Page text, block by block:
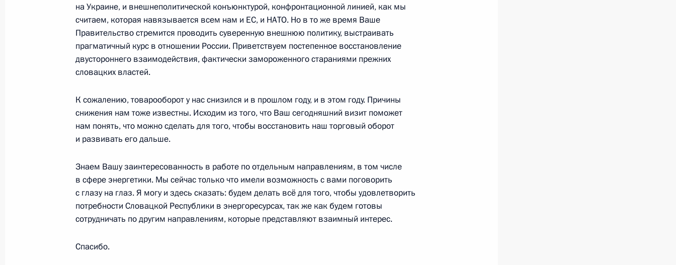
12 мая 2026 года, 16:30 Москва, Кремль
Встреча с Уполномоченным по правам человека Татьяной
Москальковой
11 мая, понедельник
11 мая 2026 года, 22:00 Москва
9 мая, суббота
на Украине, и внешнеполитической конъюнктурой, конфронтационной линией, как мы
считаем, которая навязывается всем нам и ЕС, и НАТО. Но в то же время Ваше
Правительство стремится проводить суверенную внешнюю политику, выстраивать
прагматичный курс в отношении России. Приветствуем постепенное восстановление
двустороннего взаимодействия, фактически замороженного стараниями прежних
словацких властей.
К сожалению, товарооборот у нас снизился и в прошлом году, и в этом году. Причины
снижения нам тоже известны. Исходим из того, что Ваш сегодняшний визит поможет
нам понять, что можно сделать для того, чтобы восстановить наш торговый оборот
и развивать его дальше.
Знаем Вашу заинтересованность в работе по отдельным направлениям, в том числе
в сфере энергетики. Мы сейчас только что имели возможность с вами поговорить
с глазу на глаз. Я могу и здесь сказать: будем делать всё для того, чтобы удовлетворить
потребности Словацкой Республики в энергоресурсах, так же как будем готовы
сотрудничать по другим направлениям, которые представляют взаимный интерес.
Спасибо.